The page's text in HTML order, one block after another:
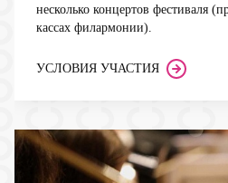
несколько концертов фестиваля
кассах филармонии).
УСЛОВИЯ УЧАСТИЯ